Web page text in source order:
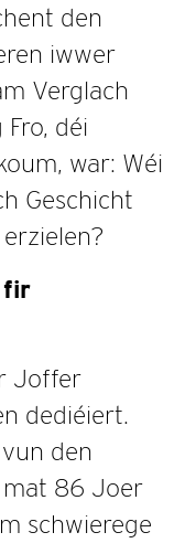
den
iwwer
Verglach
déi
war: Wéi
Geschicht
fir
Joffer
dediéiert.
den
mat 86 Joer
schwierege